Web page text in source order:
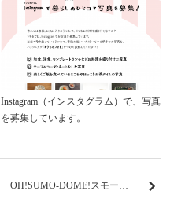
Instagram（インスタグラム）で、写真
を募集しています。